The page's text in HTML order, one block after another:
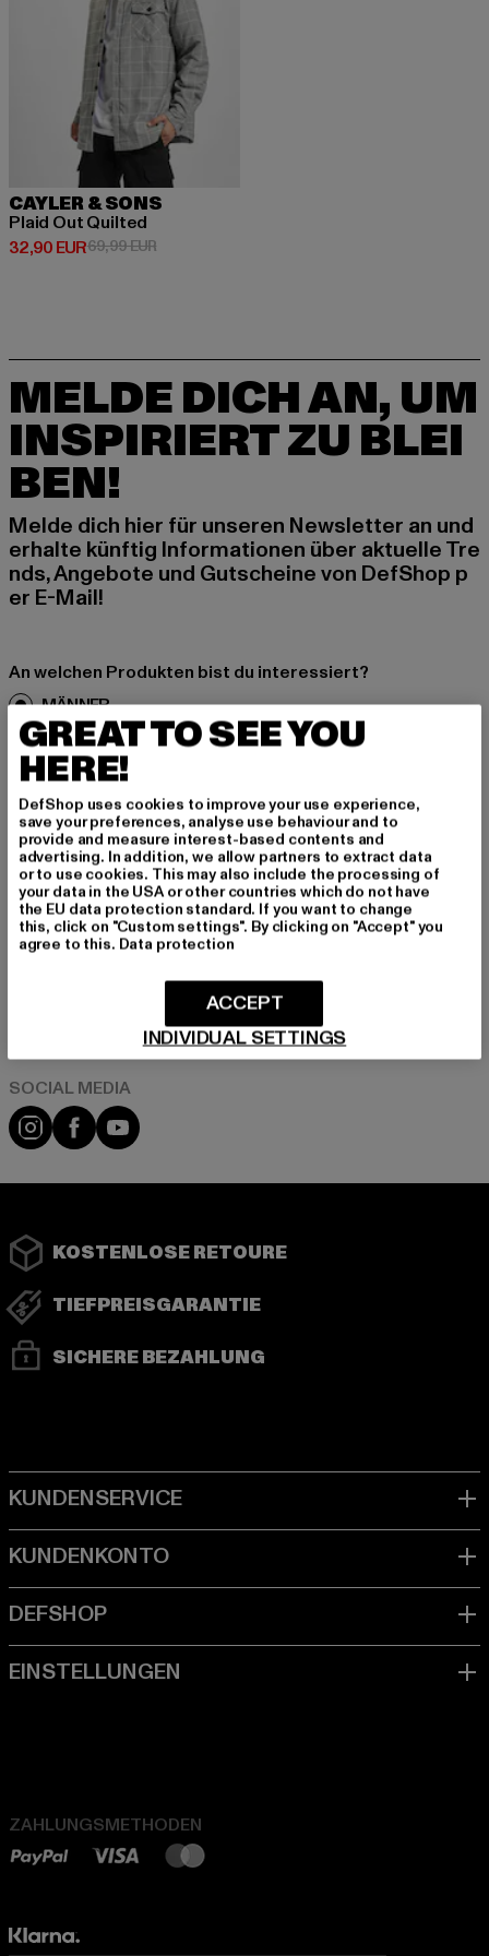
CAYLER & SONS
Plaid Out Quilted
32,90 EUR
Derzeitiger Preis: 32,90 EUR
69,99 EURAktionspreis: 69,99 EUR
MELDE DICH AN, UM
INSPIRIERT ZU BLEI
BEN!
Melde dich hier für unseren Newsletter an und
erhalte künftig Informationen über aktuelle Tre
nds, Angebote und Gutscheine von DefShop p
er E-Mail!
An welchen Produkten bist du interessiert?
MÄNNER
FRAUEN
E-MAIL
ANMELDEN
Informationen dazu, wie DefShop mit Deinen Daten umgeht, findest Du
in unserer Datenschutzerklärung. Du kannst Dich jederzeit kostenfei
abmelden.Datenschutzerklärung lesen.
Play market
Instagram
FacebookYouTube
KOSTENLOSE RETOURE
TIEFPREISGARANTIE
SICHERE BEZAHLUNG
ZAHLUNGSMETHODEN
GREAT TO SEE YOU
HERE!
DefShop uses cookies to improve your use experience,
save your preferences, analyse use behaviour and to
provide and measure interest-based contents and
advertising. In addition, we allow partners to extract data
or to use cookies. This may also include the processing of
your data in the USA or other countries which do not have
the EU data protection standard. If you want to change
this, click on "Custom settings". By clicking on "Accept" you
agree to this. Data protection
INDIVIDUAL SETTINGS
ACCEPT